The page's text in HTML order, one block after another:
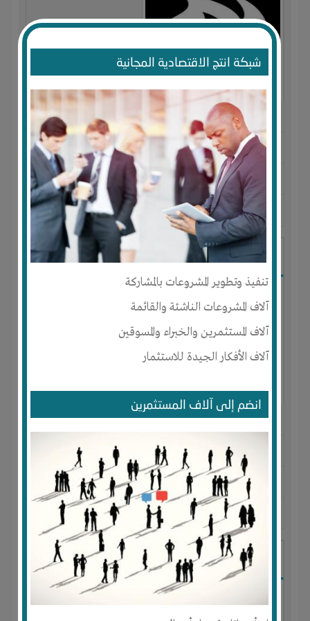
شبكة انتج الاقتصادية المجانية
تنفيذ وتطوير المشروعات بالمشاركة
آلاف المشروعات الناشئة والقائمة
آلاف المستثمرين والخبراء والمسوقين
آلاف الأفكار الجيدة للاستثمار
انضم إلى آلاف المستثمرين
النوع : الدعاية و الإعلان
العنوان :مصر-الجيزة
يحتاج إلي :تسويق
آخر نشاط :منذ 9 سنوات عدد الاعضاء : 1 الأعضاء
الحصول على فرنشايز لوكالة دعاية
العنوان : السعودية الرياض الوسطى
يحتاج إلي : تسويق
آخر نشاط : منذ 9 سنوات عدد الاعضاء : 1 الأعضاء
شركة ستاند للدعاية والاعلان